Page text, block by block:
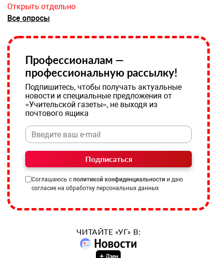
Открыть отдельно
Все опросы
Профессионалам —
профессиональную рассылку!
Подпишитесь, чтобы получать актуальные
новости и специальные предложения от
«Учительской газеты», не выходя из
почтового ящика
Подписаться
Соглашаюсь с политикой конфиденциальности и даю
согласие на обработку персональных данных
ЧИТАЙТЕ «УГ» В: